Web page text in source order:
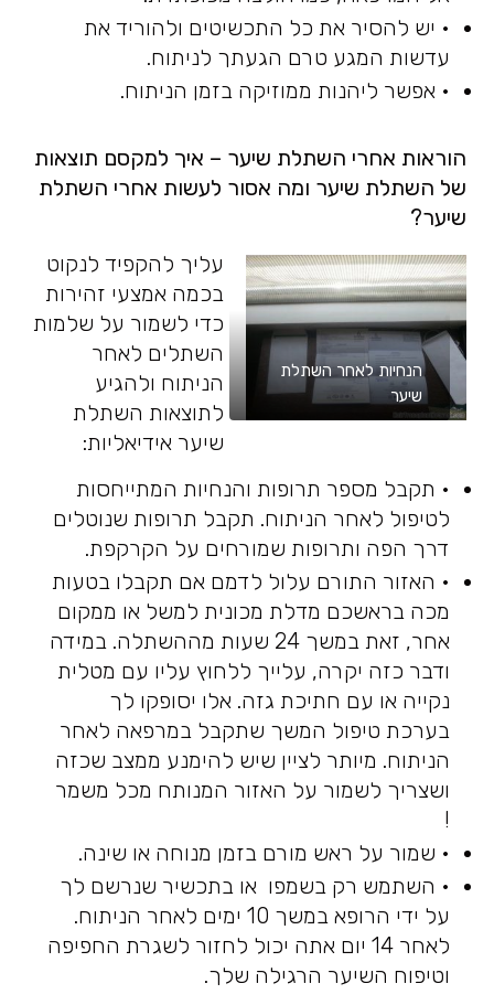
• יש להסיר את כל התכשיטים ולהוריד את
עדשות המגע טרם הגעתך לניתוח.
• אפשר ליהנות ממוזיקה בזמן הניתוח.
הוראות אחרי השתלת שיער – איך למקסם תוצאות
של השתלת שיער ומה אסור לעשות אחרי השתלת
שיער?
הנחיות לאחר השתלת
שיער
עליך להקפיד לנקוט
בכמה אמצעי זהירות
כדי לשמור על שלמות
השתלים לאחר
הניתוח ולהגיע
לתוצאות השתלת
שיער אידיאליות:
• תקבל מספר תרופות והנחיות המתייחסות
לטיפול לאחר הניתוח. תקבל תרופות שנוטלים
דרך הפה ותרופות שמורחים על הקרקפת.
• האזור התורם עלול לדמם אם תקבלו בטעות
מכה בראשכם מדלת מכונית למשל או ממקום
אחר, זאת במשך 24 שעות מההשתלה. במידה
ודבר כזה יקרה, עלייך ללחוץ עליו עם מטלית
נקייה או עם חתיכת גזה. אלו יסופקו לך
בערכת טיפול המשך שתקבל במרפאה לאחר
הניתוח. מיותר לציין שיש להימנע ממצב שכזה
ושצריך לשמור על האזור המנותח מכל משמר
!
• שמור על ראש מורם בזמן מנוחה או שינה.
• השתמש רק בשמפו או בתכשיר שנרשם לך
על ידי הרופא במשך 10 ימים לאחר הניתוח.
לאחר 14 יום אתה יכול לחזור לשגרת החפיפה
וטיפוח השיער הרגילה שלך.